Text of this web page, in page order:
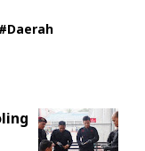
#Daerah